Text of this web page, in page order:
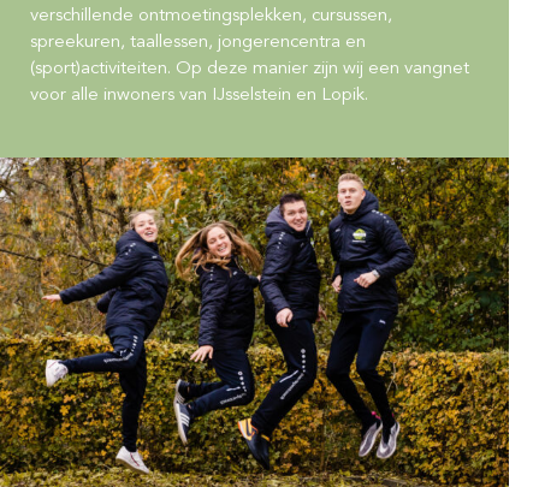
verschillende ontmoetingsplekken, cursussen,
spreekuren, taallessen, jongerencentra en
(sport)activiteiten. Op deze manier zijn wij een vangnet
voor alle inwoners van IJsselstein en Lopik.